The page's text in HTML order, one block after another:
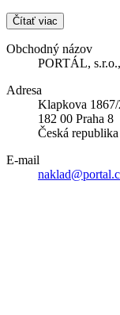
Čítať viac
Obchodný názov
PORTÁL, s.r.o.,
Adresa
Klapkova 1867/
182 00 Praha 8
Česká republika
E-mail